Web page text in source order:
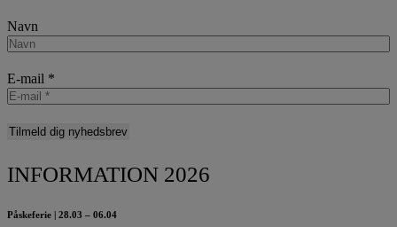
Navn
E-mail *
INFORMATION 2026
Påskeferie | 28.03 – 06.04